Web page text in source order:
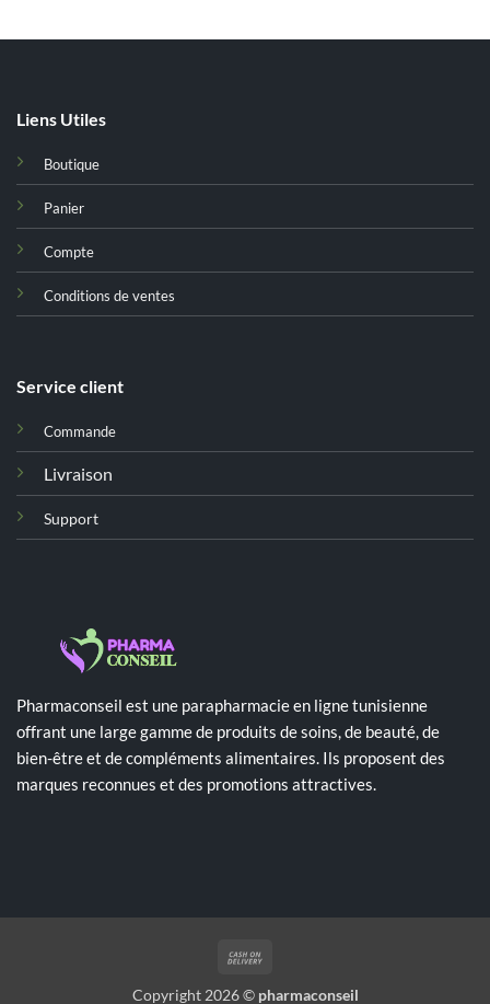
Liens Utiles
Boutique
Panier
Compte
Conditions de ventes
Service client
Commande
Livraison
Support
Pharmaconseil est une parapharmacie en ligne tunisienne
offrant une large gamme de produits de soins, de beauté, de
bien-être et de compléments alimentaires. Ils proposent des
marques reconnues et des promotions attractives.
Copyright 2026 © pharmaconseil